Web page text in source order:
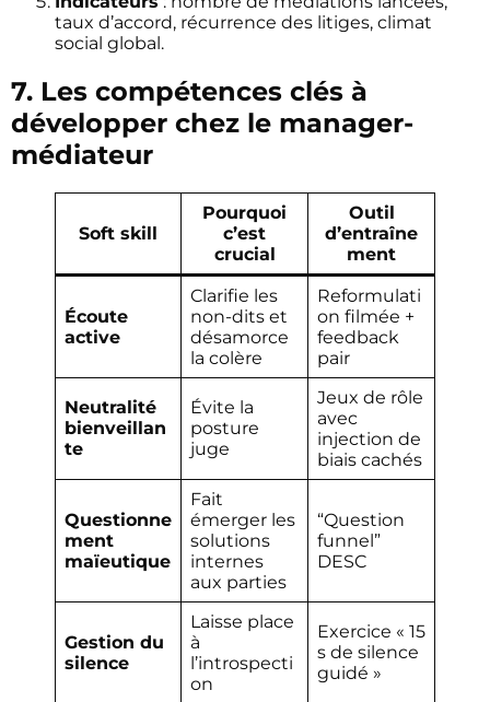
taux d’accord, récurrence des litiges, climat
social global.
7. Les compétences clés à
développer chez le manager-
médiateur
Soft skill
Pourquoi
c’est
crucial
Outil
d’entraîne
ment
Écoute
active
Clarifie les
non-dits et
désamorce
la colère
Reformulati
on filmée +
feedback
pair
Neutralité
bienveillan
te
Évite la
posture
juge
Jeux de rôle
avec
injection de
biais cachés
Questionne
ment
maïeutique
Fait
émerger les
solutions
internes
aux parties
“Question
funnel”
DESC
Gestion du
silence
Laisse place
à
l’introspecti
on
Exercice « 15
s de silence
guidé »